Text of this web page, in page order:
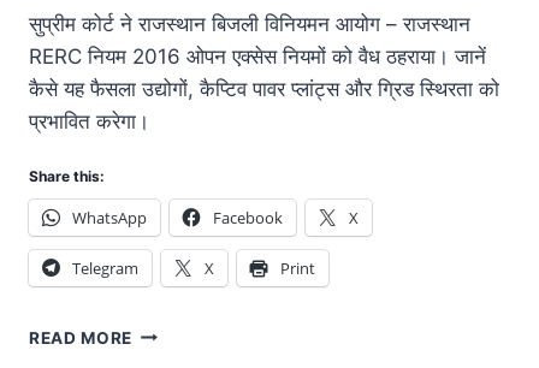
सुप्रीम कोर्ट ने राजस्थान बिजली विनियमन आयोग – राजस्थान
RERC नियम 2016 ओपन एक्सेस नियमों को वैध ठहराया। जानें
कैसे यह फैसला उद्योगों, कैप्टिव पावर प्लांट्स और ग्रिड स्थिरता को
प्रभावित करेगा।
Share this:
WhatsApp Facebook X
Telegram X Print
READ MORE